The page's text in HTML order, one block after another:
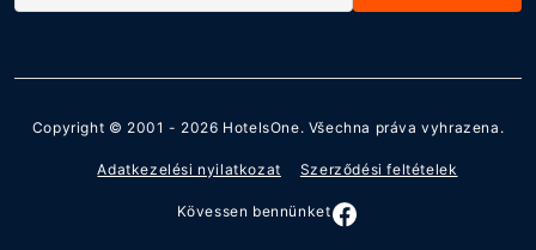
Copyright © 2001 - 2026 HotelsOne. Všechna práva vyhrazena.
Adatkezelési nyilatkozat Szerződési feltételek
Kövessen bennünket